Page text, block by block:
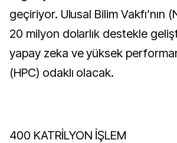
geçiriyor. Ulusal Bilim Vakfı’nın
20 milyon dolarlık destekle
yapay zeka ve yüksek
(HPC) odaklı olacak.
400 KATRİLYON İŞLEM